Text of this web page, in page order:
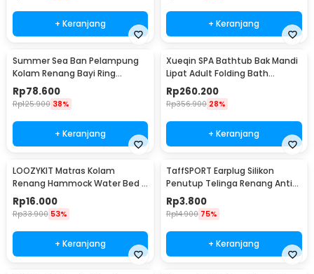
+ Keranjang + Keranjang
Summer Sea Ban Pelampung
Kolam Renang Bayi Ring
Floating with Canopy - M-1
Rp78.600
Rp125.900 38%
+ Keranjang
Xueqin SPA Bathtub Bak Mandi
Lipat Adult Folding Bath
120x58x48cm - 18403
Rp260.200
Rp356.900 28%
+ Keranjang
LOOZYKIT Matras Kolam
Renang Hammock Water Bed -
L002
Rp16.000
Rp33.900 53%
+ Keranjang
TaffSPORT Earplug Silikon
Penutup Telinga Renang Anti
Air - TN01
Rp3.800
Rp14.900 75%
+ Keranjang